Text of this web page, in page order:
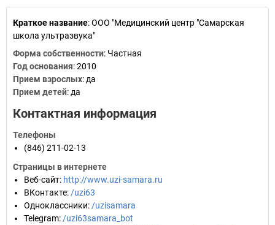
Краткое название:ООО "Медицинский центр "Самарская
школа ультразвука"
Форма собственности: Частная
Год основания:2010
Прием взрослых: да
Прием детей: да
Контактная информация
Телефоны
(846) 211-02-13
Страницы в интернете
Веб-сайт: http://www.uzi-samara.ru
ВКонтакте: /uzi63
Одноклассники: /uzisamara
Telegram: /uzi63samara_bot